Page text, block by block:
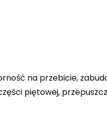
na przebicie,
piętowej,